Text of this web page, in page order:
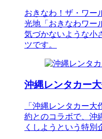
おきなわ！ザ・ワー
光地「おきなわワー
気づかないような小
ツです。
沖縄レンタカー
「沖縄レンタカー
約とのコラボで、沖
くしようという特別